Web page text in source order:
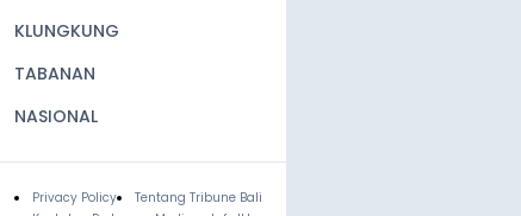
KLUNGKUNG
TABANAN
NASIONAL
Privacy Policy
Tentang Tribune Bali